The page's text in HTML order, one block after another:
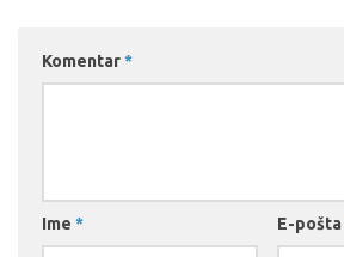
Komentar*
Ime * E-pošta